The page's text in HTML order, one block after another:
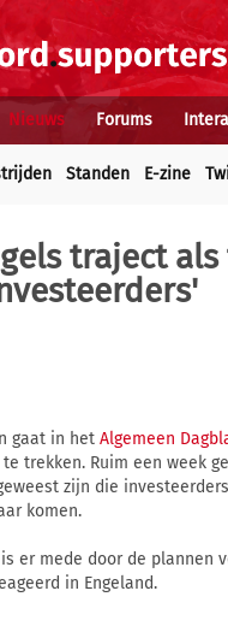
Nieuws Forums
Standen E-zine
traject
gaat in het Algemeen
trekken. Ruim een week
zijn die
komen.
er mede door de plannen
in Engeland.